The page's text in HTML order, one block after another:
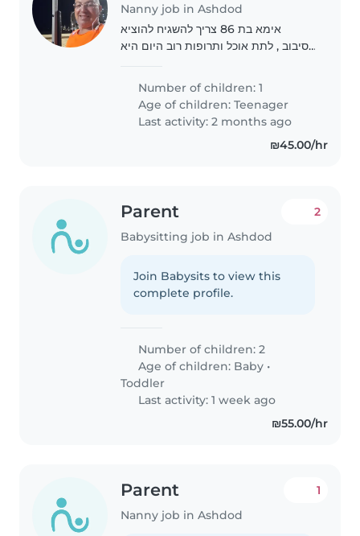
Nanny job in Ashdod
אימא בת 86 צריך להשגיח להוציא
לסיבוב , לתת אוכל ותרופות רוב היום היא
בן השעה 9 בבוקר ועד 16
Number of children: 1
Age of children:Teenager
Last activity: 2 months ago
₪45.00/hr
Parent
Babysitting job in Ashdod
2
Join Babysits to view this
complete profile.
Number of children: 2
Age of children: Baby •
Toddler
Last activity: 1 week ago
₪55.00/hr
Parent
Nanny job in Ashdod
1